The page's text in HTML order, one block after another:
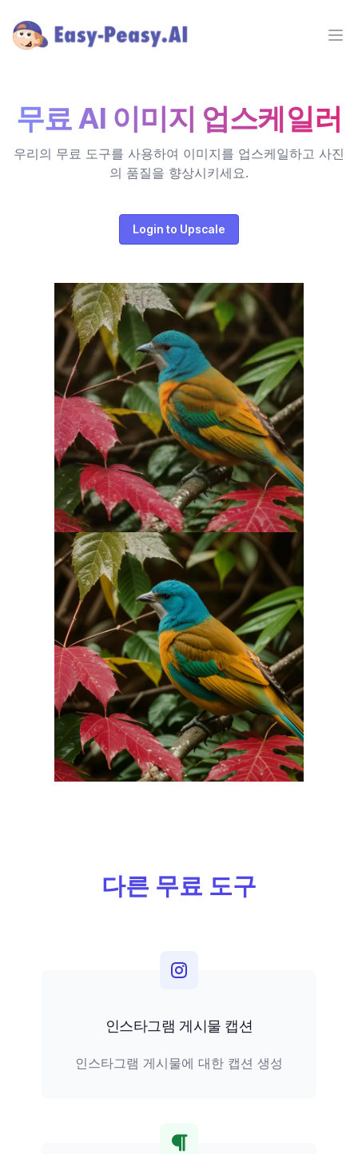
무료 AI 이미지 업스케일러
우리의 무료 도구를 사용하여 이미지를 업스케일하고 사진
의 품질을 향상시키세요.
Login to Upscale
다른 무료 도구
인스타그램 게시물 캡션
인스타그램 게시물에 대한 캡션 생성